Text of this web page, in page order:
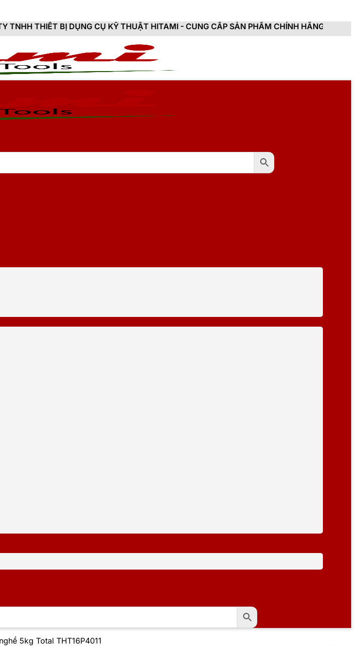
DỤNG CỤ KỸ THUẬT HITAMI - CUNG CẤP SẢN PHẨM CHÍNH HÃNG, MỚI 100%, ĐẦY ĐỦ
5kg Total THT16P4011